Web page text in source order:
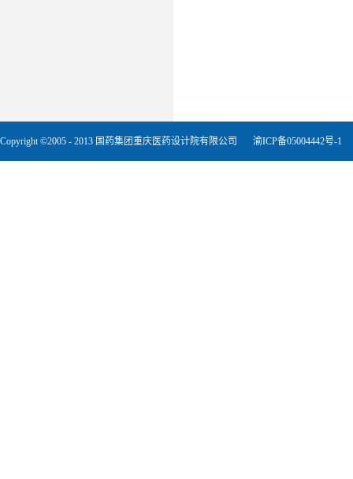
Copyright ©2005 - 2013 国药集团重庆医药设计院有限公司 渝ICP备05004442号-1